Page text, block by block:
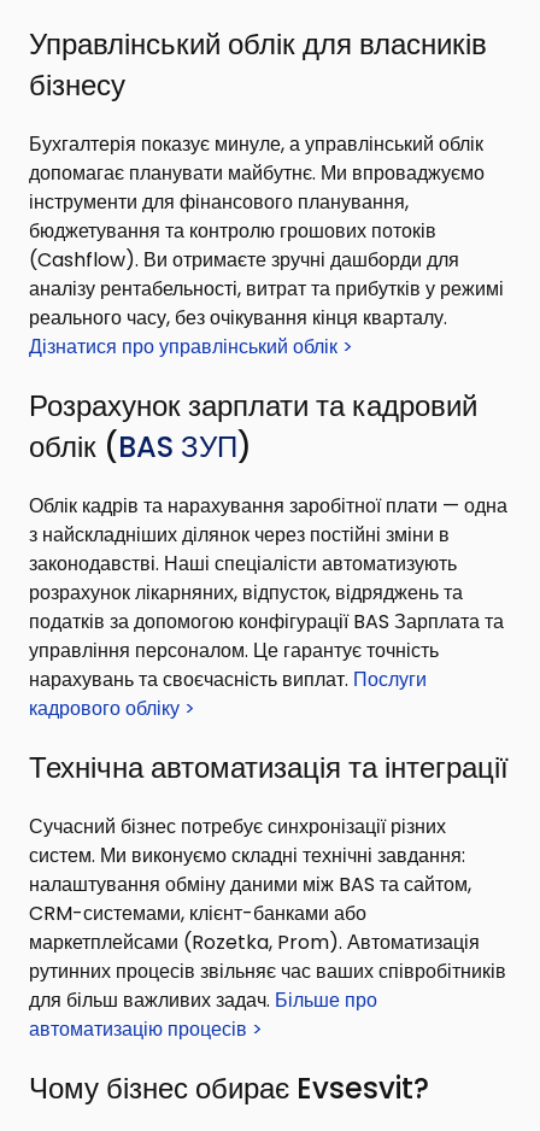
Управлінський облік для власників
бізнесу
Бухгалтерія показує минуле, а управлінський облік
допомагає планувати майбутнє. Ми впроваджуємо
інструменти для фінансового планування,
бюджетування та контролю грошових потоків
(Cashflow). Ви отримаєте зручні дашборди для
аналізу рентабельності, витрат та прибутків у режимі
реального часу, без очікування кінця кварталу.
Дізнатися про управлінський облік >
Розрахунок зарплати та кадровий
облік (BAS ЗУП)
Облік кадрів та нарахування заробітної плати — одна
з найскладніших ділянок через постійні зміни в
законодавстві. Наші спеціалісти автоматизують
розрахунок лікарняних, відпусток, відряджень та
податків за допомогою конфігурації BAS Зарплата та
управління персоналом. Це гарантує точність
нарахувань та своєчасність виплат. Послуги
кадрового обліку >
Технічна автоматизація та інтеграції
Сучасний бізнес потребує синхронізації різних
систем. Ми виконуємо складні технічні завдання:
налаштування обміну даними між BAS та сайтом,
CRM-системами, клієнт-банками або
маркетплейсами (Rozetka, Prom). Автоматизація
рутинних процесів звільняє час ваших співробітників
для більш важливих задач. Більше про
автоматизацію процесів >
Чому бізнес обирає Evsesvit?